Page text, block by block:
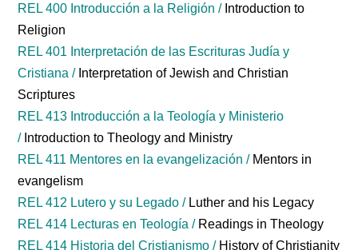
REL 400 Introducción a la Religión /Introduction to
Religion
REL 401 Interpretación de las Escrituras Judía y
Cristiana / Interpretation of Jewish and Christian
Scriptures
REL 413 Introducción a la Teología y Ministerio
/ Introduction to Theology and Ministry
REL 411 Mentores en la evangelización / Mentors in
evangelism
REL 412 Lutero y su Legado / Luther and his Legacy
REL 414 Lecturas en Teología / Readings in Theology
REL 414 Historia del Cristianismo / History of Christianity